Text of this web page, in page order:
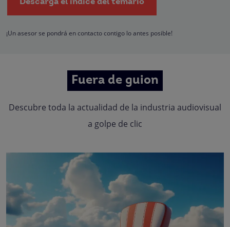
empresas que conforman elGrupo Northius, con el objeto de que estas
hacerle llegar la mejor oferta de productos y servicios de acuerdo a su
oposición, limitación, tal y como se explica en laPolítica de Privacidad
¡Un asesor se pondrá en contacto contigo lo antes posible!
Fuera de guion
Descubre toda la actualidad de la industria audiovisual
a golpe de clic